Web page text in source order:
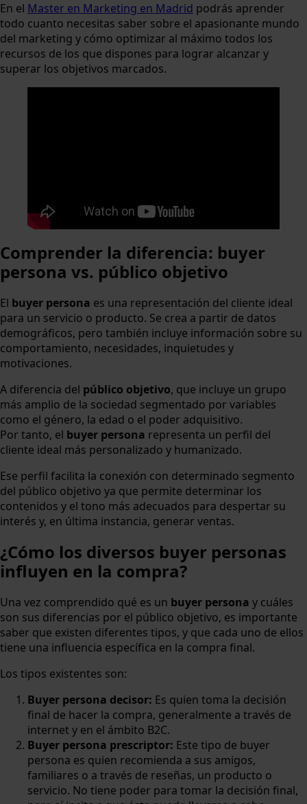
En el Master en Marketing en Madrid podrás aprender
todo cuanto necesitas saber sobre el apasionante mundo
del marketing y cómo optimizar al máximo todos los
recursos de los que dispones para lograr alcanzar y
superar los objetivos marcados.
Comprender la diferencia: buyer
persona vs. público objetivo
El buyer persona es una representación del cliente ideal
para un servicio o producto. Se crea a partir de datos
demográficos, pero también incluye información sobre su
comportamiento, necesidades, inquietudes y
motivaciones.
A diferencia del público objetivo, que incluye un grupo
más amplio de la sociedad segmentado por variables
como el género, la edad o el poder adquisitivo.
Por tanto, el buyer persona representa un perfil del
cliente ideal más personalizado y humanizado.
Ese perfil facilita la conexión con determinado segmento
del público objetivo ya que permite determinar los
contenidos y el tono más adecuados para despertar su
interés y, en última instancia, generar ventas.
¿Cómo los diversos buyer personas
influyen en la compra?
Una vez comprendido qué es un buyer persona y cuáles
son sus diferencias por el público objetivo, es importante
saber que existen diferentes tipos, y que cada uno de ellos
tiene una influencia específica en la compra final.
Los tipos existentes son:
Buyer persona decisor: Es quien toma la decisión
final de hacer la compra, generalmente a través de
internet y en el ámbito B2C.
Buyer persona prescriptor: Este tipo de buyer
persona es quien recomienda a sus amigos,
familiares o a través de reseñas, un producto o
servicio. No tiene poder para tomar la decisión final,